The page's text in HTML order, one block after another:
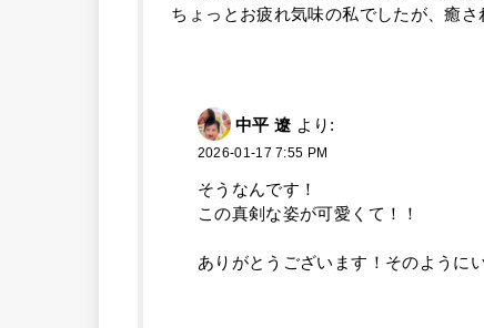
ちょっとお疲れ気味の私でしたが、癒さ
中平 遼 より:
2026-01-17 7:55 PM
そうなんです！
この真剣な姿が可愛くて！！
ありがとうございます！そのように